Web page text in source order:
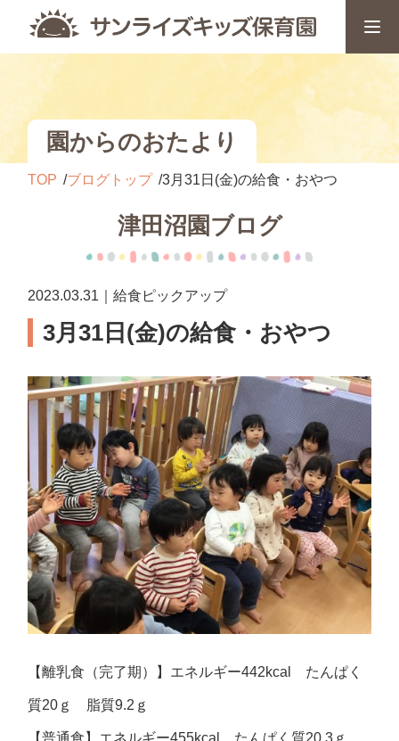
園からのおたより
TOP ブログトップ 3月31日(金)の給食・おやつ
津田沼園ブログ
2023.03.31｜給食ピックアップ
3月31日(金)の給食・おやつ
【離乳食（完了期）】エネルギー442kcal たんぱく
質20ｇ 脂質9.2ｇ
【普通食】エネルギー455kcal たんぱく質20.3ｇ